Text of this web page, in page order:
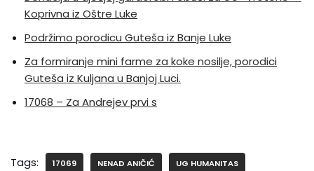
Koprivna iz Oštre Luke
Podržimo porodicu Guteša iz Banje Luke
Za formiranje mini farme za koke nosilje, porodici
Guteša iz Kuljana u Banjoj Luci.
17068 – Za Andrejev prvi s
Tags: 17069 NENAD ANIČIĆ UG HUMANITAS